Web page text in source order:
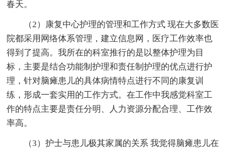
春天。
（2）康复中心护理的管理和工作方式 现在大多数医
院都采用网络体系管理，建立信息网，医疗工作效率也
得到了提高。我所在的科室推行的是以整体护理为目
标，主要是结合功能制护理和责任制护理的优点进行护
理，针对脑瘫患儿的具体病情特点进行不同的康复训
练，形成一套实用的工作方式。在工作中我感觉科室工
作的特点主要是责任分明、人力资源分配合理、工作效
率高。
（3）护士与患儿极其家属的关系 我觉得脑瘫患儿在